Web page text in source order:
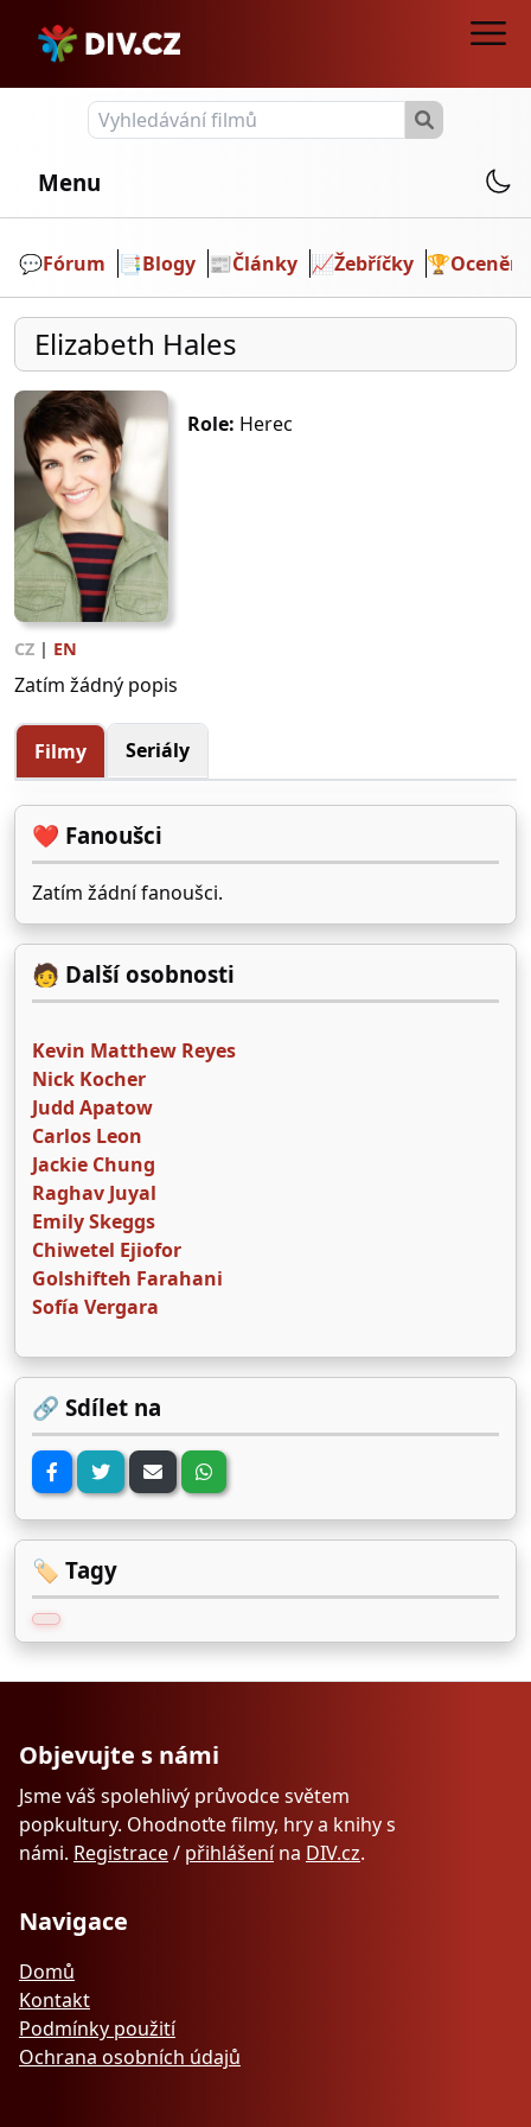
Menu
💬️Fórum 📑Blogy 📰Články 📈Žebříčky 🏆Ocenění
Elizabeth Hales
Role: Herec
CZ | EN
Zatím žádný popis
Filmy Seriály
❤️ Fanoušci
Zatím žádní fanoušci.
🧑 Další osobnosti
Kevin Matthew Reyes
Nick Kocher
Judd Apatow
Carlos Leon
Jackie Chung
Raghav Juyal
Emily Skeggs
Chiwetel Ejiofor
Golshifteh Farahani
Sofía Vergara
🔗 Sdílet na
🏷️ Tagy
Objevujte s námi
Jsme váš spolehlivý průvodce světem
popkultury. Ohodnoťte filmy, hry a knihy s
námi. Registrace/ přihlášenína DIV.cz.
Navigace
Domů
Kontakt
Podmínky použití
Ochrana osobních údajů